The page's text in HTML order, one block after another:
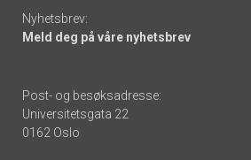
Nyhetsbrev:
Meld deg på våre nyhetsbrev
Post- og besøksadresse:
Universitetsgata 22
0162 Oslo